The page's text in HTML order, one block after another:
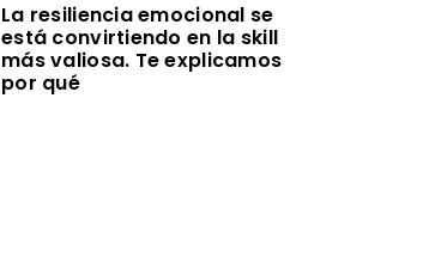
La resiliencia emocional se
está convirtiendo en la skill
más valiosa. Te explicamos
por qué